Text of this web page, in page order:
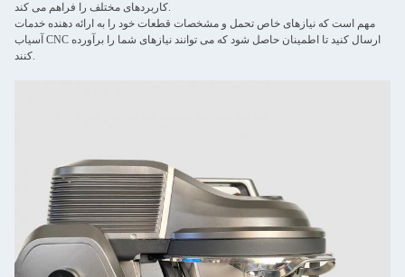
کاربردهای مختلف را فراهم می کند.
مهم است که نیازهای خاص تحمل و مشخصات قطعات خود را به ارائه دهنده خدمات
آسیاب CNC ارسال کنید تا اطمینان حاصل شود که می توانند نیازهای شما را برآورده
کنند.